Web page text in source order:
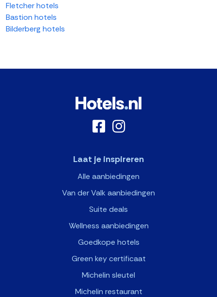
Fletcher hotels
Bastion hotels
Bilderberg hotels
Laat je inspireren
Alle aanbiedingen
Van der Valk aanbiedingen
Suite deals
Wellness aanbiedingen
Goedkope hotels
Green key certificaat
Michelin sleutel
Michelin restaurant